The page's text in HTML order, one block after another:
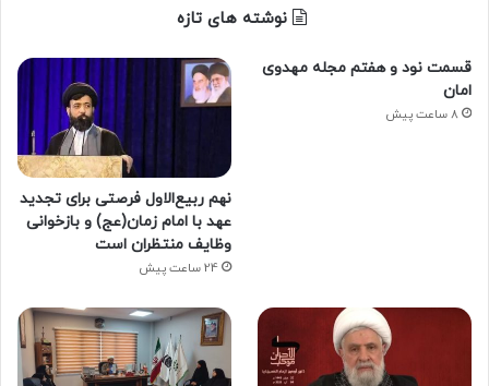
نوشته های تازه
قسمت نود و هفتم مجله مهدوی
امان
8 ساعت پیش
نهم ربیع‌الاول فرصتی برای تجدید
عهد با امام زمان(عج) و بازخوانی
وظایف منتظران است
24 ساعت پیش